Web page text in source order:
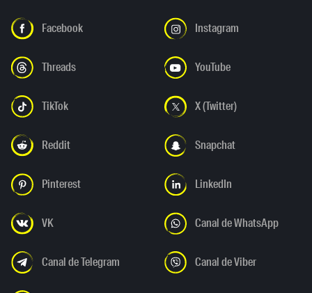
Facebook Instagram
Threads YouTube
TikTok X (Twitter)
Reddit Snapchat
Pinterest LinkedIn
VK Canal de WhatsApp
Canal de Telegram Canal de Viber